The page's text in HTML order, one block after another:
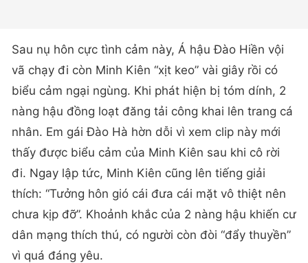
Sau nụ hôn cực tình cảm này, Á hậu Đào Hiền vội
vã chạy đi còn Minh Kiên “xịt keo” vài giây rồi có
biểu cảm ngại ngùng. Khi phát hiện bị tóm dính, 2
nàng hậu đồng loạt đăng tải công khai lên trang cá
nhân. Em gái Đào Hà hờn dỗi vì xem clip này mới
thấy được biểu cảm của Minh Kiên sau khi cô rời
đi. Ngay lập tức, Minh Kiên cũng lên tiếng giải
thích: “Tưởng hôn gió cái đưa cái mặt vô thiệt nên
chưa kịp đỡ”. Khoảnh khắc của 2 nàng hậu khiến cư
dân mạng thích thú, có người còn đòi “đẩy thuyền”
vì quá đáng yêu.